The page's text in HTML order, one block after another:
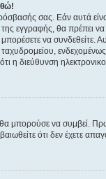
σας. Εάν αυτά
της εγγραφής, θα πρέπει
να
η διεύθυνση
μπορούσε να συμβεί.
ότι δεν έχετε